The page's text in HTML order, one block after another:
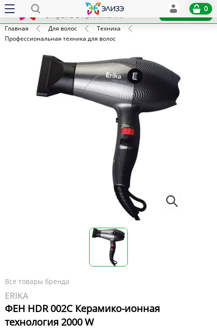
x
Открыть в приложении
Установить
0
Главная Для волос
Техника
Профессиональная техника для волос
Все товары бренда
ERIKA
ФЕН HDR 002C Керамико-ионная
технология 2000 W